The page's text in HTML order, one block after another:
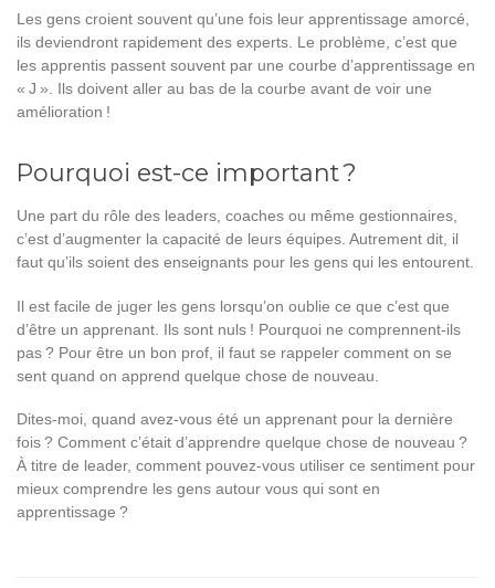
Les gens croient souvent qu’une fois leur apprentissage amorcé,
ils deviendront rapidement des experts. Le problème, c’est que
les apprentis passent souvent par une courbe d’apprentissage en
« J » . Ils doivent aller au bas de la courbe avant de voir une
amélioration !
Pourquoi est-ce important ?
Une part du rôle des leaders, coaches ou même gestionnaires,
c’est d’augmenter la capacité de leurs équipes. Autrement dit, il
faut qu’ils soient des enseignants pour les gens qui les entourent.
Il est facile de juger les gens lorsqu’on oublie ce que c’est que
d’être un apprenant. Ils sont nuls ! Pourquoi ne comprennent-ils
pas ? Pour être un bon prof, il faut se rappeler comment on se
sent quand on apprend quelque chose de nouveau.
Dites-moi, quand avez-vous été un apprenant pour la dernière
fois ? Comment c’était d’apprendre quelque chose de nouveau ?
À titre de leader, comment pouvez-vous utiliser ce sentiment pour
mieux comprendre les gens autour vous qui sont en
apprentissage ?